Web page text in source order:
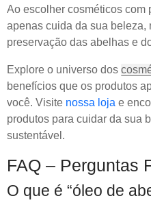
Ao escolher cosméticos com
apenas cuida da sua beleza,
preservação das abelhas e
Explore o universo dos
benefícios que os produtos
você. Visite nossa loja e
produtos para cuidar da sua
sustentável.
FAQ – Perguntas
O que é “óleo de